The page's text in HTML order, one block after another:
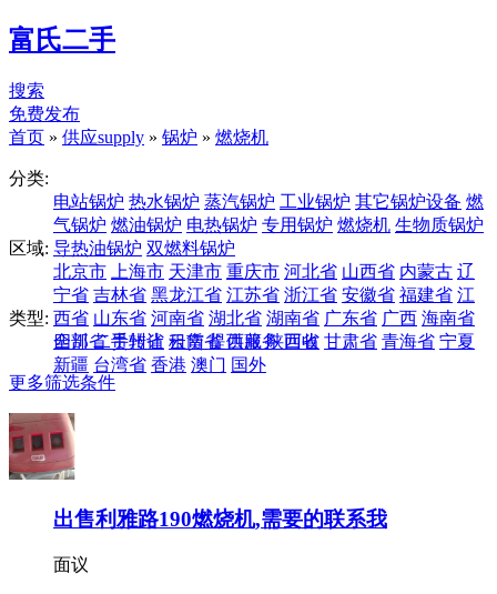
富氏二手
搜索
免费发布
首页 » 供应supply » 锅炉 » 燃烧机
分类:
电站锅炉 热水锅炉 蒸汽锅炉 工业锅炉 其它锅炉设备 燃
气锅炉 燃油锅炉 电热锅炉 专用锅炉 燃烧机 生物质锅炉
导热油锅炉 双燃料锅炉
区域:
北京市
上海市 天津市 重庆市 河北省 山西省 内蒙古 辽
宁省 吉林省 黑龙江省 江苏省 浙江省 安徽省 福建省 江
西省 山东省 河南省 湖北省 湖南省 广东省 广西 海南省
四川省 贵州省 云南省 西藏 陕西省 甘肃省 青海省 宁夏
新疆 台湾省 香港 澳门 国外
类型:
全部 二手转让 租赁 提供服务 回收
更多筛选条件
出售利雅路190燃烧机,需要的联系我
面议